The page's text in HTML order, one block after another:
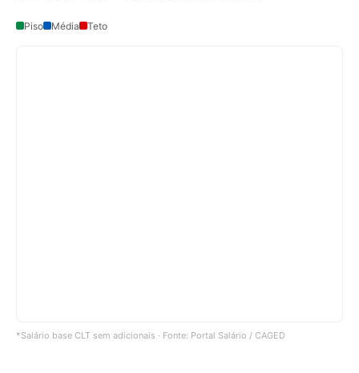
Piso Média Teto
*Salário base CLT sem adicionais · Fonte: Portal Salário / CAGED